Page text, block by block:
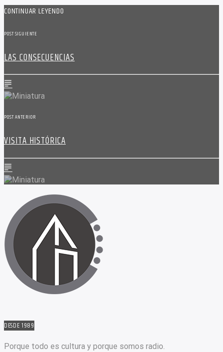
CONTINUAR LEYENDO
POST SIGUIENTE
LAS CONSECUENCIAS
POST ANTERIOR
VISITA HISTÓRICA
DESDE 1989
Porque todo es cultura y porque somos radio.